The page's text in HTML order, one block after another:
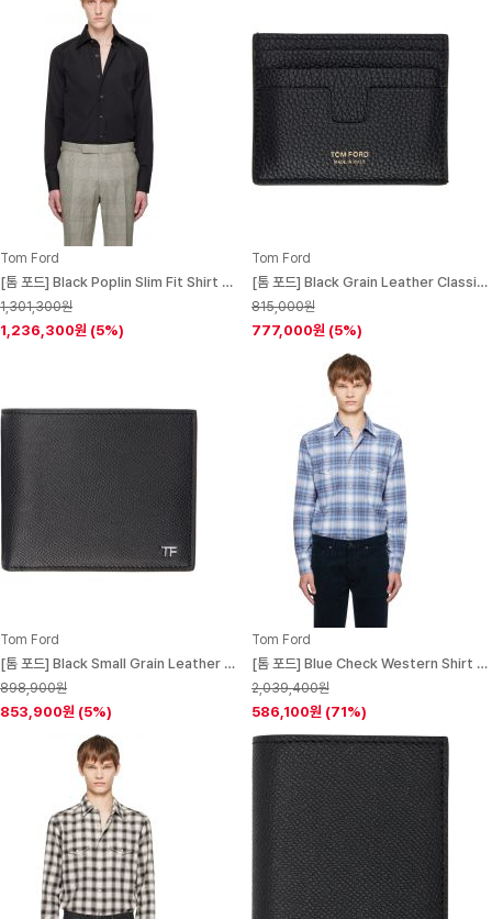
Tom Ford
[톰 포드] Black Poplin Slim Fit Shirt 251076M192014
1,301,300원
1,236,300원 (5%)
Tom Ford
[톰 포드] Black Grain Leather Classic Card Holder 251076M163042
815,000원
777,000원 (5%)
Tom Ford
[톰 포드] Black Small Grain Leather Bifold Wallet 251076M164030
898,900원
853,900원 (5%)
Tom Ford
[톰 포드] Blue Check Western Shirt 252076M192002
2,039,400원
586,100원 (71%)